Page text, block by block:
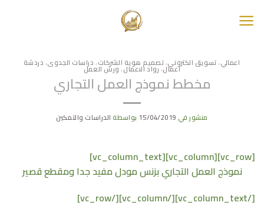
للمحتوى
اعمالي،تسويق الكتروني،تصميم هوية الشركات،دراسات الجدوى،دردشة
اعمال،رواد الاعمال،ورش العمل
مخطط نموذج العمل التجاري
منشور في 15/04/2019 بواسطة الدراسات والتمكين
[vc_row][vc_column][vc_column_text]
نموذج العمل التجاري بزنس مودل مفيد جدا ومقطع قصير
[/vc_column_text][/vc_column][/vc_row]